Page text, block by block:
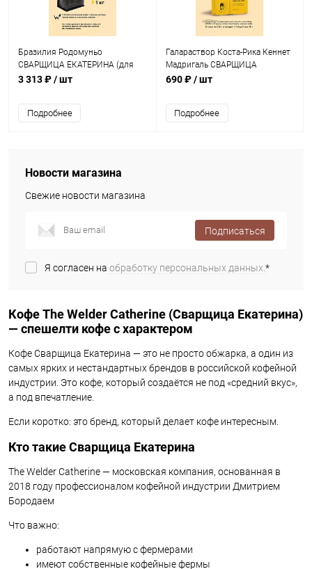
Бразилия Родомуньо
СВАРЩИЦА ЕКАТЕРИНА (для
эспрессо) кофе в зернах, упак. 1
3 313 ₽/ шт
Подробнее
Галараствор Коста-Рика Кеннет
Мадригаль СВАРЩИЦА
ЕКАТЕРИНА кофе растворимый,
690 ₽/ шт
Подробнее
Новости магазина
Свежие новости магазина
Подписаться
Я согласен на обработку персональных данных.*
Кофе The Welder Catherine (Сварщица Екатерина)
— спешелти кофе с характером
Кофе Сварщица Екатерина — это не просто обжарка, а один из
самых ярких и нестандартных брендов в российской кофейной
индустрии. Это кофе, который создаётся не под «средний вкус»,
а под впечатление.
Если коротко: это бренд, который делает кофе интересным.
Кто такие Сварщица Екатерина
The Welder Catherine — московская компания, основанная в
2018 году профессионалом кофейной индустрии Дмитрием
Бородаем
Что важно:
работают напрямую с фермерами
имеют собственные кофейные фермы